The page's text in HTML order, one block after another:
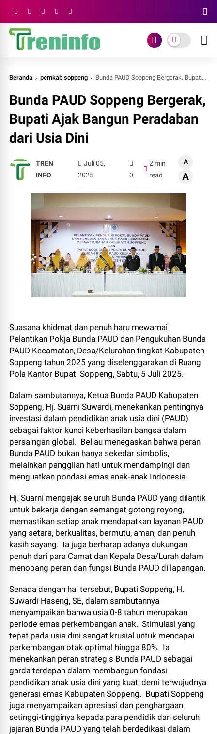
Beranda pemkab soppeng Bunda PAUD Soppeng Bergerak, Bupati Ajak Bangun Peradaban dari Usia Dini
Bunda PAUD Soppeng Bergerak,
Bupati Ajak Bangun Peradaban
dari Usia Dini
TREN
INFO
Juli 05,
2025
0
2 min
read
A
A
Suasana khidmat dan penuh haru mewarnai
Pelantikan Pokja Bunda PAUD dan Pengukuhan Bunda
PAUD Kecamatan, Desa/Kelurahan tingkat Kabupaten
Soppeng tahun 2025 yang diselenggarakan di Ruang
Pola Kantor Bupati Soppeng, Sabtu, 5 Juli 2025.
Dalam sambutannya, Ketua Bunda PAUD Kabupaten
Soppeng, Hj. Suarni Suwardi, menekankan pentingnya
investasi dalam pendidikan anak usia dini (PAUD)
sebagai faktor kunci keberhasilan bangsa dalam
persaingan global. Beliau menegaskan bahwa peran
Bunda PAUD bukan hanya sekedar simbolis,
melainkan panggilan hati untuk mendampingi dan
menguatkan pondasi emas anak-anak Indonesia.
Hj. Suarni mengajak seluruh Bunda PAUD yang dilantik
untuk bekerja dengan semangat gotong royong,
memastikan setiap anak mendapatkan layanan PAUD
yang setara, berkualitas, bermutu, aman, dan penuh
kasih sayang. Ia juga berharap adanya dukungan
penuh dari para Camat dan Kepala Desa/Lurah dalam
menopang peran dan fungsi Bunda PAUD di lapangan.
Senada dengan hal tersebut, Bupati Soppeng, H.
Suwardi Haseng, SE, dalam sambutannya
menyampaikan bahwa usia 0-8 tahun merupakan
periode emas perkembangan anak. Stimulasi yang
tepat pada usia dini sangat krusial untuk mencapai
perkembangan otak optimal hingga 80%. Ia
menekankan peran strategis Bunda PAUD sebagai
garda terdepan dalam membangun fondasi
pendidikan anak usia dini yang kuat, demi terwujudnya
generasi emas Kabupaten Soppeng. Bupati Soppeng
juga menyampaikan apresiasi dan penghargaan
setinggi-tingginya kepada para pendidik dan seluruh
jajaran Bunda PAUD yang telah berdedikasi dalam